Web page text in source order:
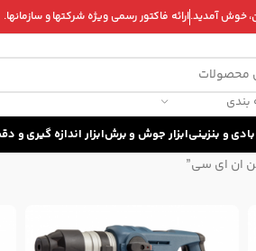
خوش آمدید.ارائه فاکتور رسمی ویژه شرکتها و سازمانها.
بندی
بادی و بنزینیابزار جوش و برشابزار اندازه گيری و
ان ای سی”